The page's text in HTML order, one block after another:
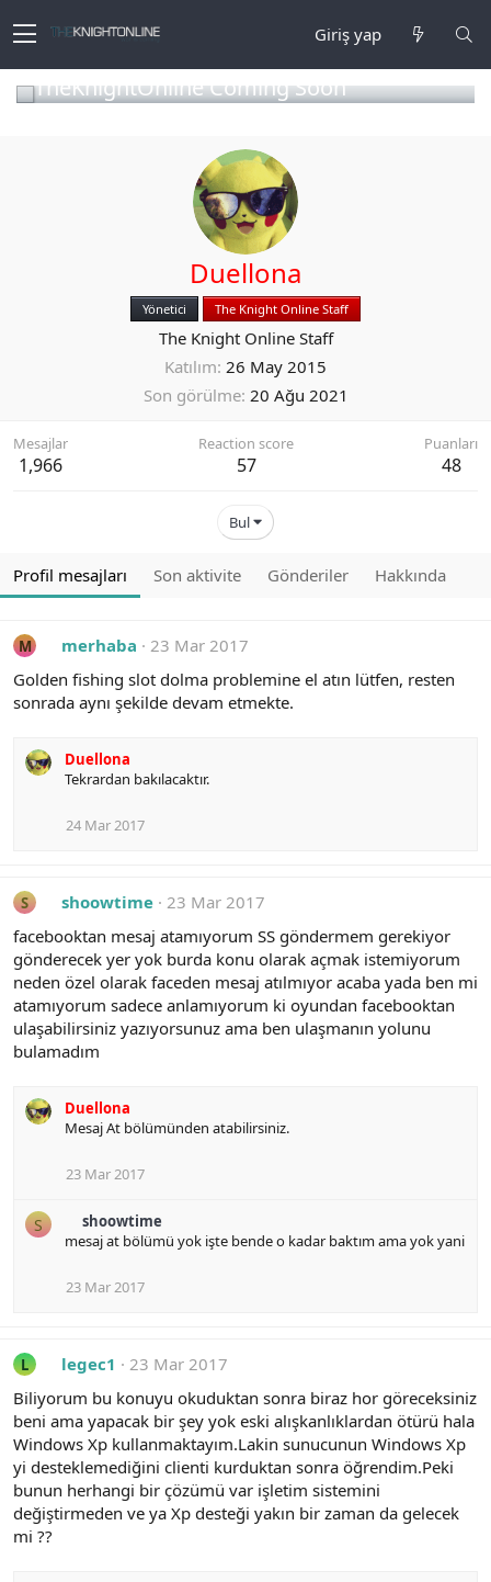
Giriş yap
TheKnightOnline Coming Soon
Duellona
Yönetici The Knight Online Staff
The Knight Online Staff
Katılım 26 May 2015
Son görülme 20 Ağu 2021
Mesajlar
1,966
Reaction score
57
Puanları
48
Bul
Profil mesajları Son aktivite Gönderiler Hakkında
M merhaba
23 Mar 2017
Golden fishing slot dolma problemine el atın lütfen, resten
sonrada aynı şekilde devam etmekte.
Duellona
Tekrardan bakılacaktır.
24 Mar 2017
S shoowtime
23 Mar 2017
facebooktan mesaj atamıyorum SS göndermem gerekiyor
gönderecek yer yok burda konu olarak açmak istemiyorum
neden özel olarak faceden mesaj atılmıyor acaba yada ben mi
atamıyorum sadece anlamıyorum ki oyundan facebooktan
ulaşabilirsiniz yazıyorsunuz ama ben ulaşmanın yolunu
bulamadım
Duellona
Mesaj At bölümünden atabilirsiniz.
23 Mar 2017
S
shoowtime
mesaj at bölümü yok işte bende o kadar baktım ama yok yani
23 Mar 2017
L legec1
23 Mar 2017
Biliyorum bu konuyu okuduktan sonra biraz hor göreceksiniz
beni ama yapacak bir şey yok eski alışkanlıklardan ötürü hala
Windows Xp kullanmaktayım.Lakin sunucunun Windows Xp
yi desteklemediğini clienti kurduktan sonra öğrendim.Peki
bunun herhangi bir çözümü var işletim sistemini
değiştirmeden ve ya Xp desteği yakın bir zaman da gelecek
mi ??